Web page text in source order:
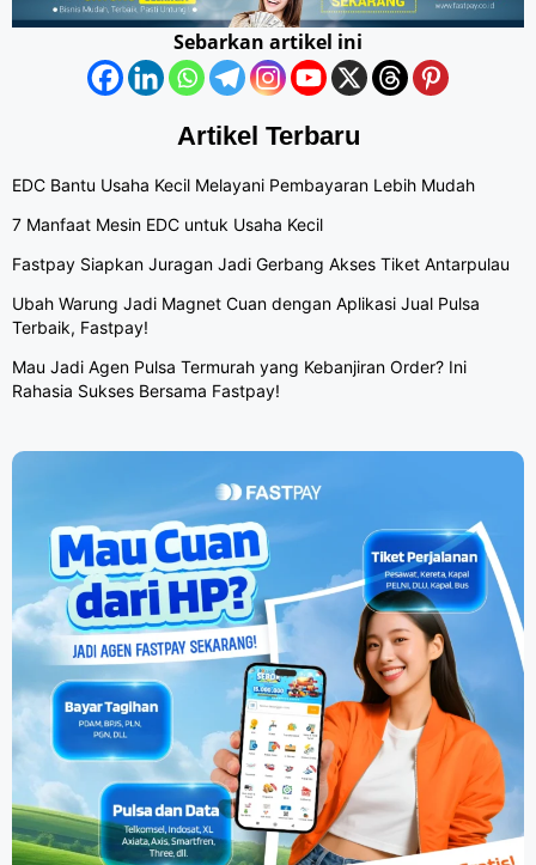
Sebarkan artikel ini
Artikel Terbaru
EDC Bantu Usaha Kecil Melayani Pembayaran Lebih Mudah
7 Manfaat Mesin EDC untuk Usaha Kecil
Fastpay Siapkan Juragan Jadi Gerbang Akses Tiket Antarpulau
Ubah Warung Jadi Magnet Cuan dengan Aplikasi Jual Pulsa
Terbaik, Fastpay!
Mau Jadi Agen Pulsa Termurah yang Kebanjiran Order? Ini
Rahasia Sukses Bersama Fastpay!